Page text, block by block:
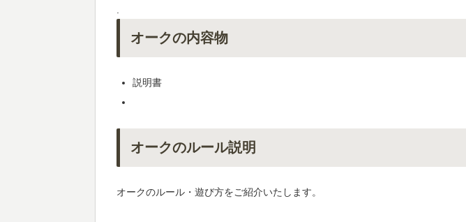
.
オークの内容物
説明書
オークのルール説明
オークのルール・遊び方をご紹介いたします。